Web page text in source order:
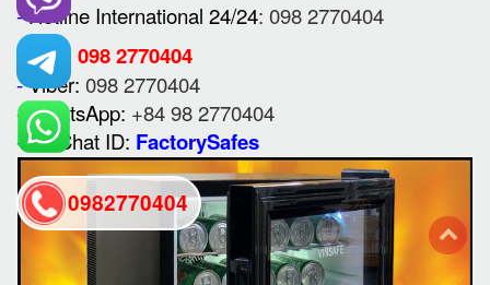
-Hotline International 24/24: 098 2770404
- Zalo: 098 2770404
-Viber: 098 2770404
-WhatsApp: +84 98 2770404
- WeChat ID: FactorySafes
0982770404
back